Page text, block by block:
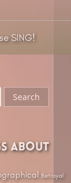
SING!
about
Betrayal